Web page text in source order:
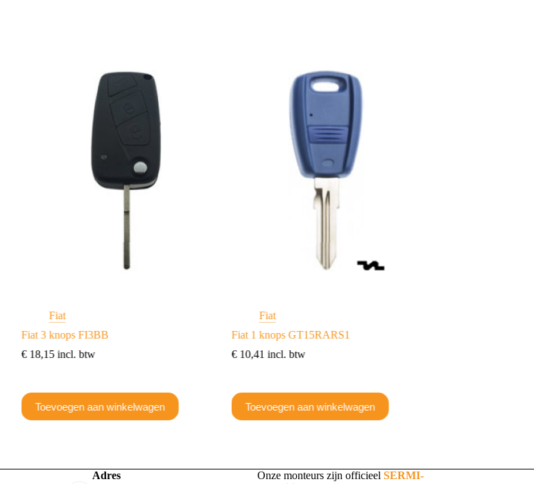
Fiat
Fiat 3 knops FI3BB
€18,15incl. btw
Toevoegen aan winkelwagen
Fiat
Fiat 1 knops GT15RARS1
€10,41 incl. btw
Toevoegen aan winkelwagen
Adres
Onze monteurs zijn officieel SERMI-